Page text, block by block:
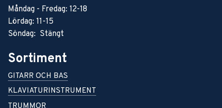
Måndag - Fredag: 12-18
Lördag: 11-15
Söndag: Stängt
Sortiment
GITARR OCH BAS
KLAVIATURINSTRUMENT